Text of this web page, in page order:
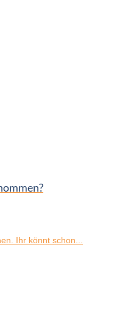
Ihr könnt schon...